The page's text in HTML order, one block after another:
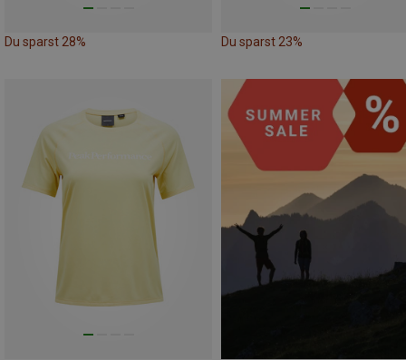
Du sparst 28% Du sparst 23%